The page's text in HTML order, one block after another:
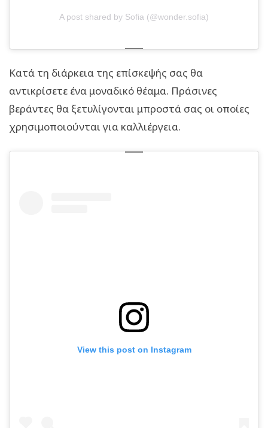
A post shared by Sofia (@wonder.sofia)
Κατά τη διάρκεια της επίσκεψής σας θα
αντικρίσετε ένα μοναδικό θέαμα. Πράσινες
βεράντες θα ξετυλίγονται μπροστά σας οι οποίες
χρησιμοποιούνται για καλλιέργεια.
View this post on Instagram